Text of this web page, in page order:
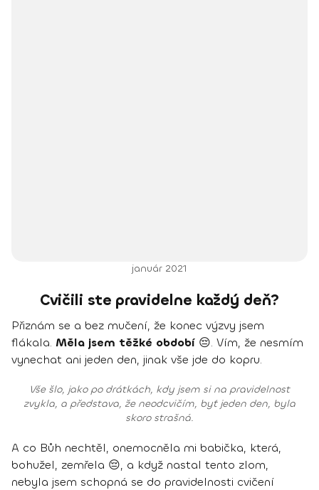
január 2021
Cvičili ste pravidelne každý deň?
Přiznám se a bez mučení, že konec výzvy jsem
flákala. Měla jsem těžké období 😔. Vím, že nesmím
vynechat ani jeden den, jinak vše jde do kopru.
Vše šlo, jako po drátkách, kdy jsem si na pravidelnost
zvykla, a představa, že neodcvičím, byť jeden den, byla
skoro strašná.
A co Bůh nechtěl, onemocněla mi babička, která,
bohužel, zemřela 😔, a když nastal tento zlom,
nebyla jsem schopná se do pravidelnosti cvičení